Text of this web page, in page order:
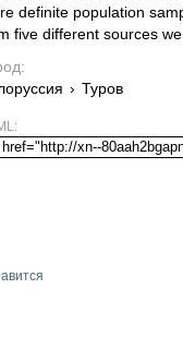
definite population
five different sources
› Туров